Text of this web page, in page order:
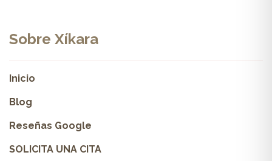
Sobre Xíkara
Inicio
Blog
Reseñas Google
SOLICITA UNA CITA